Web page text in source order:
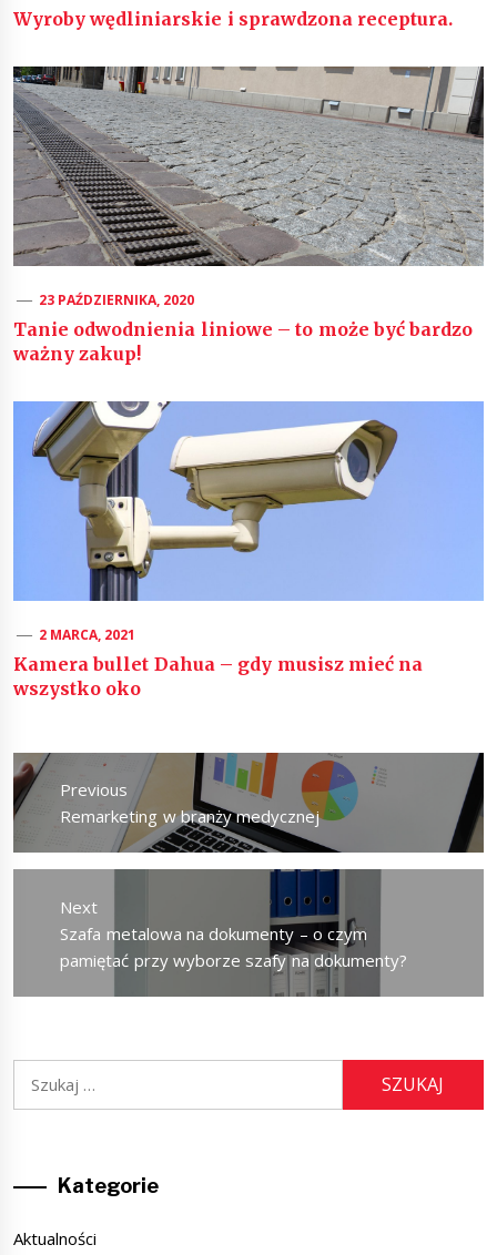
Wyroby wędliniarskie i sprawdzona receptura.
23 PAŹDZIERNIKA, 2020
Tanie odwodnienia liniowe – to może być bardzo
ważny zakup!
2 MARCA, 2021
Kamera bullet Dahua – gdy musisz mieć na
wszystko oko
Nawigacja
wpisuPrevious
Previous
Remarketing w branży medycznej
Next
Next
post:
Szafa metalowa na dokumenty – o czym
pamiętać przy wyborze szafy na dokumenty?
Kategorie
Aktualności